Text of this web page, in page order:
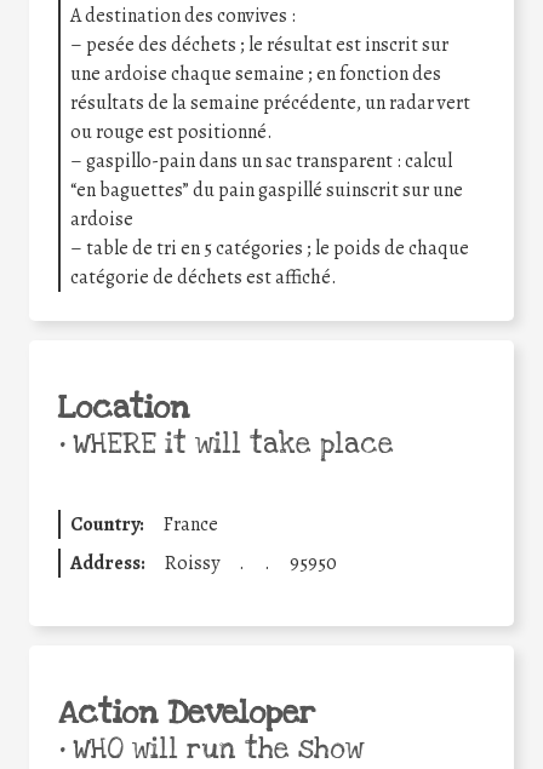
A destination des convives :
– pesée des déchets ; le résultat est inscrit sur
une ardoise chaque semaine ; en fonction des
résultats de la semaine précédente, un radar vert
ou rouge est positionné.
– gaspillo-pain dans un sac transparent : calcul
“en baguettes” du pain gaspillé suinscrit sur une
ardoise
– table de tri en 5 catégories ; le poids de chaque
catégorie de déchets est affiché.
Location
•WHERE it will take place
Country:
France
Address:
Roissy . . 95950
Action Developer
•WHO will run the show